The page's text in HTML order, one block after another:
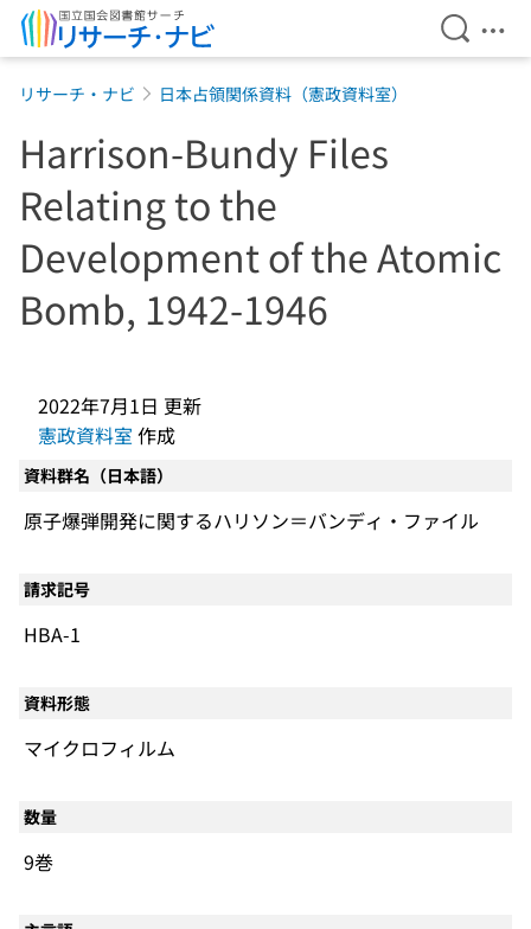
検索を
メ
リサーチ・ナビ 日本占領関係資料（憲政資料室）
Harrison-Bundy Files
Relating to the
Development of the Atomic
Bomb, 1942-1946
2022年7月1日 更新
憲政資料室 作成
資料群名（日本語）
原子爆弾開発に関するハリソン＝バンディ・ファイル
請求記号
HBA-1
資料形態
マイクロフィルム
数量
9巻